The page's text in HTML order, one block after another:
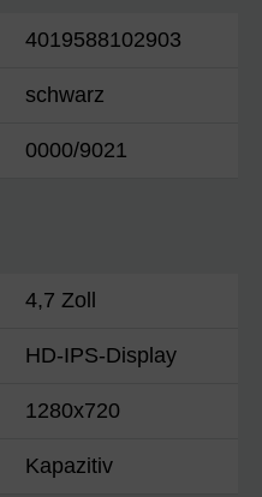
4019588102903
schwarz
0000/9021
4,7 Zoll
HD-IPS-Display
1280x720
Kapazitiv